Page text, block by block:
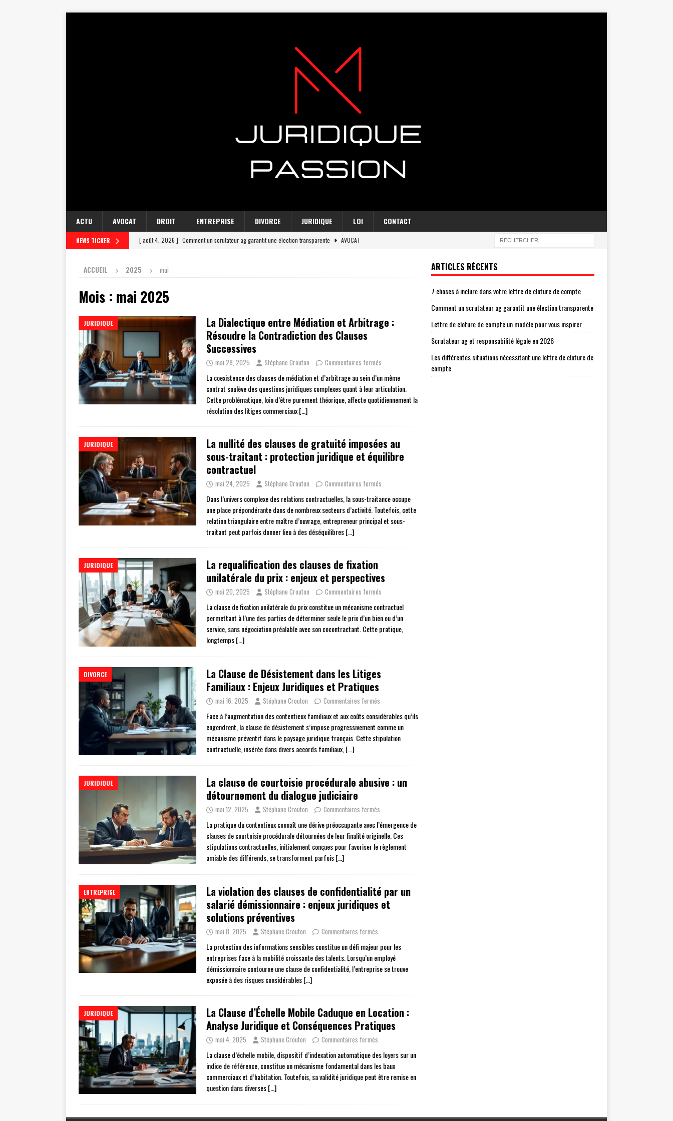
ACTU AVOCAT DROIT ENTREPRISE DIVORCE JURIDIQUE LOI CONTACT
NEWS TICKER [ août 4, 2026 ] Comment un scrutateur ag garantit une élection transparente
AVOCAT
[ juillet 27, 2026 ]
[ juillet 23, 2026 ]
ACCUEIL 2025 mai
Mois : mai 2025
JURIDIQUE
La Dialectique entre Médiation et Arbitrage :
Résoudre la Contradiction des Clauses
Successives
mai 28, 2025 Stéphane Crouton Commentaires fermés
La coexistence des clauses de médiation et d’arbitrage au sein d’un même
contrat soulève des questions juridiques complexes quant à leur articulation.
Cette problématique, loin d’être purement théorique, affecte quotidiennement la
résolution des litiges commerciaux[…]
JURIDIQUE
La nullité des clauses de gratuité imposées au
sous-traitant : protection juridique et équilibre
contractuel
mai 24, 2025 Stéphane Crouton Commentaires fermés
Dans l’univers complexe des relations contractuelles, la sous-traitance occupe
une place prépondérante dans de nombreux secteurs d’activité. Toutefois, cette
relation triangulaire entre maître d’ouvrage, entrepreneur principal et sous-
traitant peut parfois donner lieu à des déséquilibres[…]
JURIDIQUE
La requalification des clauses de fixation
unilatérale du prix : enjeux et perspectives
mai 20, 2025 Stéphane Crouton Commentaires fermés
La clause de fixation unilatérale du prix constitue un mécanisme contractuel
permettant à l’une des parties de déterminer seule le prix d’un bien ou d’un
service, sans négociation préalable avec son cocontractant. Cette pratique,
longtemps[…]
DIVORCE
La Clause de Désistement dans les Litiges
Familiaux : Enjeux Juridiques et Pratiques
mai 16, 2025 Stéphane Crouton Commentaires fermés
Face à l’augmentation des contentieux familiaux et aux coûts considérables qu’ils
engendrent, la clause de désistement s’impose progressivement comme un
mécanisme préventif dans le paysage juridique français. Cette stipulation
contractuelle, insérée dans divers accords familiaux, […]
JURIDIQUE
La clause de courtoisie procédurale abusive : un
détournement du dialogue judiciaire
mai 12, 2025 Stéphane Crouton Commentaires fermés
La pratique du contentieux connaît une dérive préoccupante avec l’émergence de
clauses de courtoisie procédurale détournées de leur finalité originelle. Ces
stipulations contractuelles, initialement conçues pour favoriser le règlement
amiable des différends, se transforment parfois[…]
ENTREPRISE
La violation des clauses de confidentialité par un
salarié démissionnaire : enjeux juridiques et
solutions préventives
mai 8, 2025 Stéphane Crouton Commentaires fermés
La protection des informations sensibles constitue un défi majeur pour les
entreprises face à la mobilité croissante des talents. Lorsqu’un employé
démissionnaire contourne une clause de confidentialité, l’entreprise se trouve
exposée à des risques considérables[…]
JURIDIQUE
La Clause d’Échelle Mobile Caduque en Location :
Analyse Juridique et Conséquences Pratiques
mai 4, 2025 Stéphane Crouton Commentaires fermés
La clause d’échelle mobile, dispositif d’indexation automatique des loyers sur un
indice de référence, constitue un mécanisme fondamental dans les baux
commerciaux et d’habitation. Toutefois, sa validité juridique peut être remise en
question dans diverses[…]
ARTICLES RÉCENTS
7 choses à inclure dans votre lettre de cloture de compte
Comment un scrutateur ag garantit une élection transparente
Lettre de cloture de compte un modèle pour vous inspirer
Scrutateur ag et responsabilité légale en 2026
Les différentes situations nécessitant une lettre de cloture de
compte